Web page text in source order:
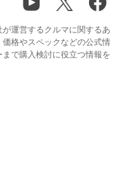
運営するクルマに関するあ
格やスペックなどの公式情
で購入検討に役立つ情報を